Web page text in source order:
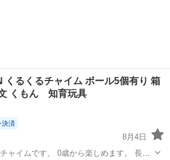
くるくるチャイム ボール5個有り 箱
くもん 知育玩具
決済
8月4日
ャイムです。 0歳から楽しめます。 長男